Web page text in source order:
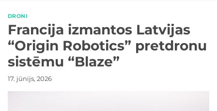
DRONI
Francija izmantos Latvijas
“Origin Robotics” pretdronu
sistēmu “Blaze”
17. jūnijs, 2026